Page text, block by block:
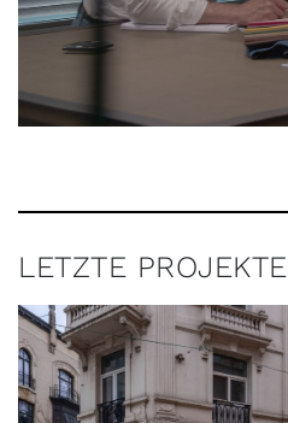
LETZTE PROJEKTE